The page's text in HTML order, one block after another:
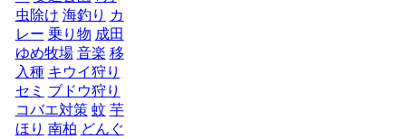
虫除け 海釣り カ
レー 乗り物 成田
ゆめ牧場 音楽 移
入種 キウイ狩り
セミ ブドウ狩り
コバエ対策 蚊 芋
ほり 南柏 どんぐ